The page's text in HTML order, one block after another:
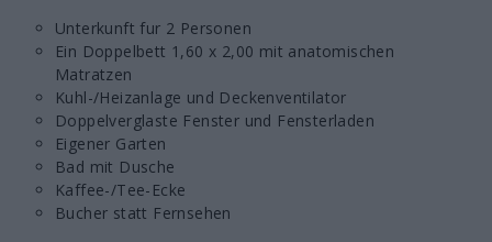
Unterkunft fur 2 Personen
Ein Doppelbett 1,60 x 2,00 mit anatomischen
Matratzen
Kuhl-/Heizanlage und Deckenventilator
Doppelverglaste Fenster und Fensterladen
Eigener Garten
Bad mit Dusche
Kaffee-/Tee-Ecke
Bucher statt Fernsehen